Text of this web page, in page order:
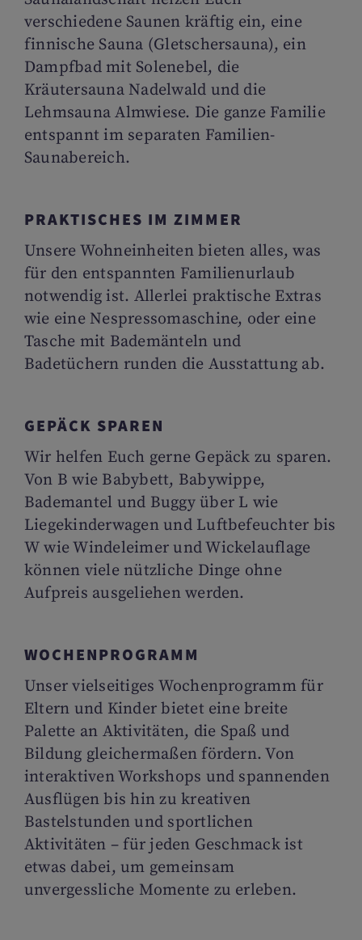
verschiedene Saunen kräftig ein, eine
finnische Sauna (Gletschersauna), ein
Dampfbad mit Solenebel, die
Kräutersauna Nadelwald und die
Lehmsauna Almwiese. Die ganze Familie
entspannt im separaten Familien-
Saunabereich.
PRAKTISCHES IM ZIMMER
Unsere Wohneinheiten bieten alles, was
für den entspannten Familienurlaub
notwendig ist. Allerlei praktische Extras
wie eine Nespressomaschine, oder eine
Tasche mit Bademänteln und
Badetüchern runden die Ausstattung ab.
GEPÄCK SPAREN
Wir helfen Euch gerne Gepäck zu sparen.
Von B wie Babybett, Babywippe,
Bademantel und Buggy über L wie
Liegekinderwagen und Luftbefeuchter bis
W wie Windeleimer und Wickelauflage
können viele nützliche Dinge ohne
Aufpreis ausgeliehen werden.
WOCHENPROGRAMM
Unser vielseitiges Wochenprogramm für
Eltern und Kinder bietet eine breite
Palette an Aktivitäten, die Spaß und
Bildung gleichermaßen fördern. Von
interaktiven Workshops und spannenden
Ausflügen bis hin zu kreativen
Bastelstunden und sportlichen
Aktivitäten – für jeden Geschmack ist
etwas dabei, um gemeinsam
unvergessliche Momente zu erleben.